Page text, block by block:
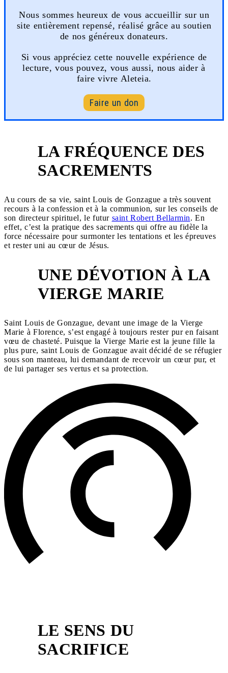
Nous sommes heureux de vous accueillir sur un
site entièrement repensé, réalisé grâce au soutien
de nos généreux donateurs.
Si vous appréciez cette nouvelle expérience de
lecture, vous pouvez, vous aussi, nous aider à
faire vivre Aleteia.
Faire un don
LA FRÉQUENCE DES
SACREMENTS
Au cours de sa vie, saint Louis de Gonzague a très souvent
recours à la confession et à la communion, sur les conseils de
son directeur spirituel, le futur saint Robert Bellarmin. En
effet, c’est la pratique des sacrements qui offre au fidèle la
force nécessaire pour surmonter les tentations et les épreuves
et rester uni au cœur de Jésus.
UNE DÉVOTION À LA
VIERGE MARIE
Saint Louis de Gonzague, devant une image de la Vierge
Marie à Florence, s’est engagé à toujours rester pur en faisant
vœu de chasteté. Puisque la Vierge Marie est la jeune fille la
plus pure, saint Louis de Gonzague avait décidé de se réfugier
sous son manteau, lui demandant de recevoir un cœur pur, et
de lui partager ses vertus et sa protection.
LE SENS DU
SACRIFICE